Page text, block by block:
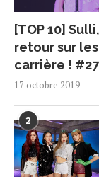
[TOP 10]
retour sur
carrière ! #27
17 octobre 2019
2